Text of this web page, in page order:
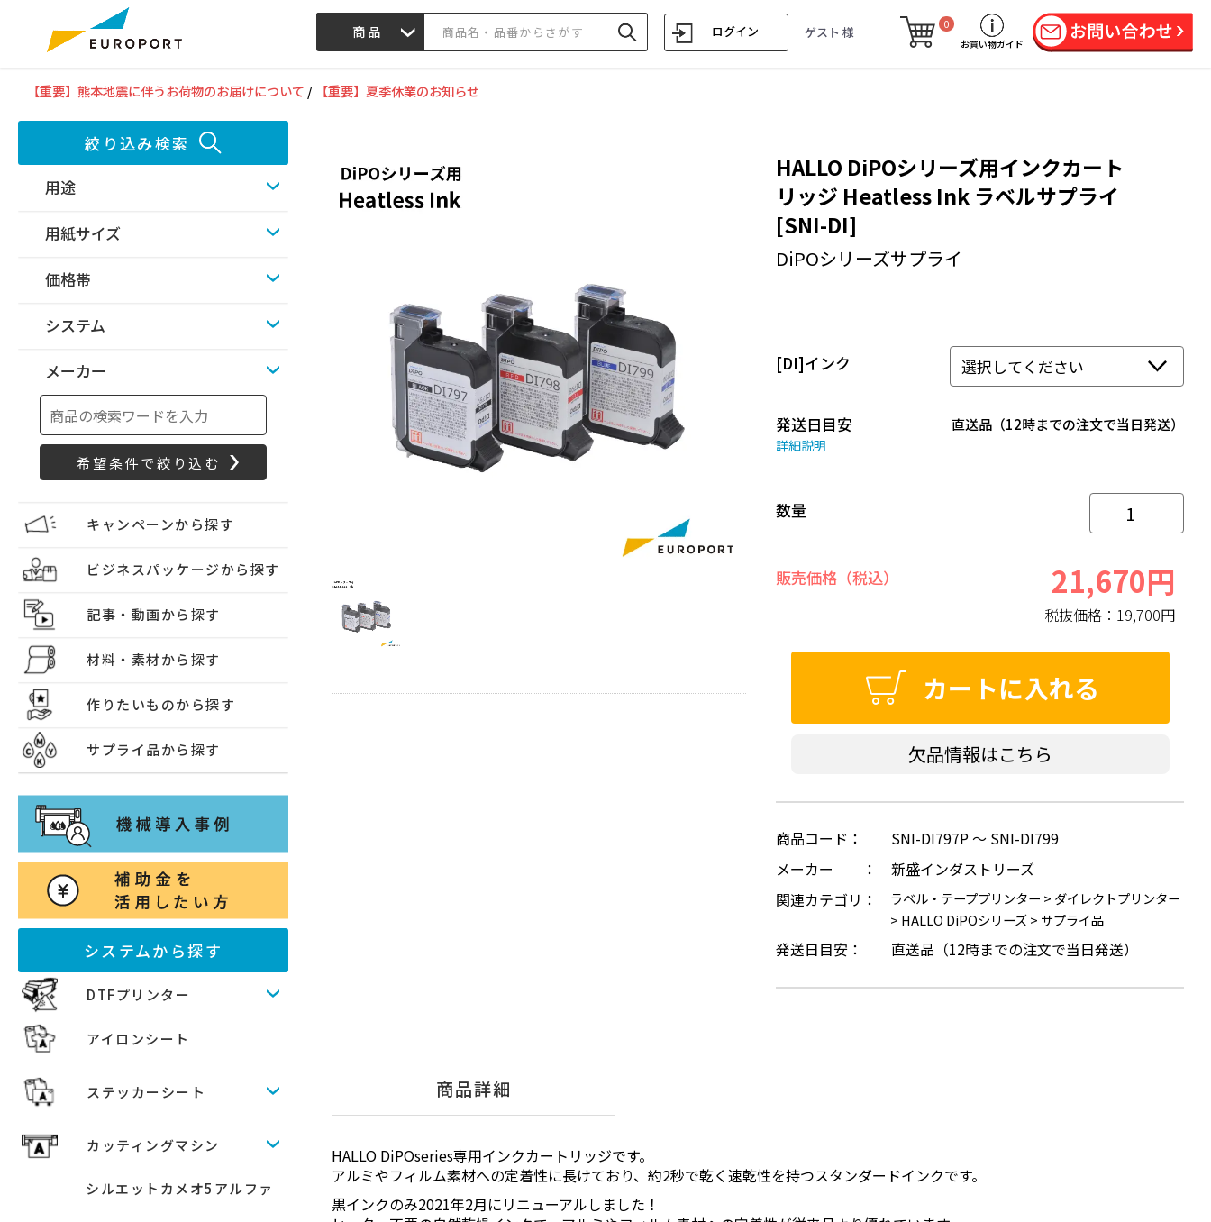
商品 ログイン ゲスト 様
0
お買い物ガイド
【重要】熊本地震に伴うお荷物のお届けについて / 【重要】夏季休業のお知らせ
絞り込み検索
用途
用紙サイズ
価格帯
システム
メーカー
キャンペーンから探す
ビジネスパッケージから探す
記事・動画から探す
材料・素材から探す
作りたいものから探す
サプライ品から探す
システムから探す
DTFプリンター
アイロンシート
ステッカーシート
カッティングマシン
シルエットカメオ5アルファ
HALLO DiPOシリーズ用インクカート
リッジ Heatless Ink ラベルサプライ
[SNI-DI]
DiPOシリーズサプライ
[DI]インク
発送日目安
詳細説明
直送品（12時までの注文で当日発送）
数量
販売価格（税込） 21,670円
税抜価格： 19,700円
カートに入れる
欠品情報はこちら
商品コード：
SNI-DI797P ～ SNI-DI799
メーカー ：
新盛インダストリーズ
関連カテゴリ：
ラベル・テーププリンター > ダイレクトプリンター
> HALLO DiPOシリーズ> サプライ品
発送日目安： 直送品（12時までの注文で当日発送）
商品詳細
HALLO DiPOseries専用インクカートリッジです。
アルミやフィルム素材への定着性に長けており、約2秒で乾く速乾性を持つスタンダードインクです。
黒インクのみ2021年2月にリニューアルしました！